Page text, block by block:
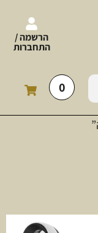
הרשמה /
התחברות
0